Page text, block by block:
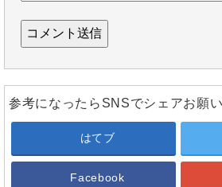
参考になったらSNSでシェアお願い
はてブ
Facebook